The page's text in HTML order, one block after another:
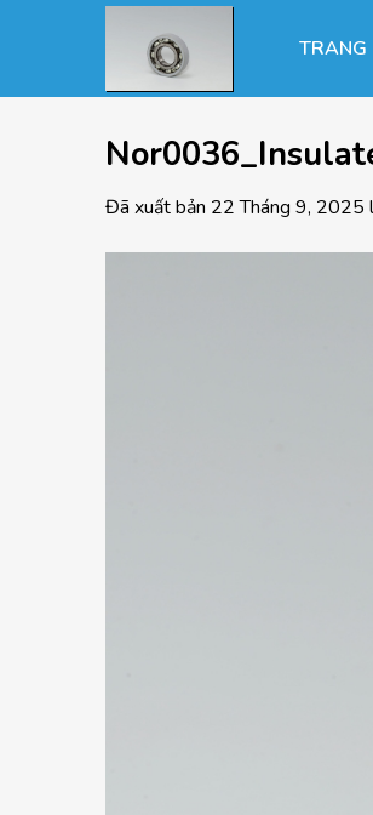
dung
TRANG
Đã xuất bản 22 Tháng 9, 2025